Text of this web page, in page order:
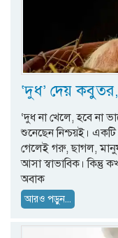
‘দুধ’ দেয়
‘দুধ না খেলে, হবে না
শুনেছেন নিশ্চয়ই।
গেলেই গরু, ছাগল, মানুষ
আসা স্বাভাবিক। কিন্তু
অবাক
আরও পড়ুন...